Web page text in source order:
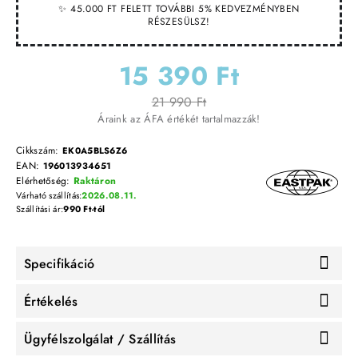
✨ 45.000 FT FELETT TOVÁBBI 5% KEDVEZMÉNYBEN
RÉSZESÜLSZ!
15 390 Ft
21 990 Ft
Áraink az ÁFA értékét tartalmazzák!
Cikkszám: EK0A5BLS6Z6
EAN: 196013934651
Elérhetőség: Raktáron
Várható szállítás:2026.08.11.
Szállítási ár:990 Ft-tól
Specifikáció
Értékelés
Ügyfélszolgálat / Szállítás